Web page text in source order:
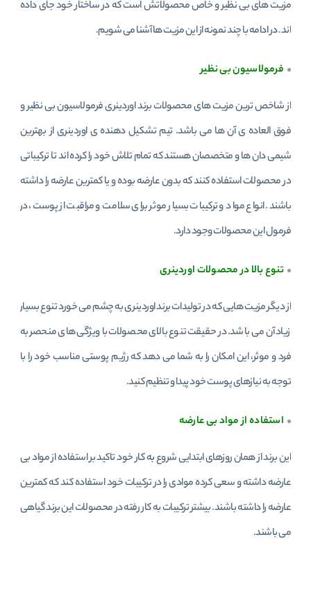
مزیت های بی نظیر و خاص محصولاتش است که در ساختار خود جای داده
اند. در ادامه با چند نمونه از این مزیت ها آشنا می شویم.
فرمولاسیون بی نظیر
از شاخص ترین مزیت های محصولات برند اوردینری فرمولاسیون بی نظیر و
فوق العاده ی آن ها می باشد. تیم تشکیل دهنده ی اوردینری از بهترین
شیمی دان ها و متخصصان هستند که تمام تلاش خود را کرده اند تا ترکیباتی
در محصولات استفاده کنند که بدون عارضه بوده و یا کمترین عارضه را داشته
باشند. انواع مواد و ترکیبات بسیار موثر برای سلامت و مراقبت از پوست، در
فرمول این محصولات وجود دارد.
تنوع بالا در محصولات اوردینری
از دیگر مزیت هایی که در تولیدات برند اوردینری به چشم می خورد تنوع بسیار
زیاد آن می باشد. در حقیقت تنوع بالای محصولات با ویژگی های منحصر به
فرد و موثر، این امکان را به شما می دهد که رژیم پوستی مناسب خود را با
توجه به نیازهای پوست خود پیدا و تنظیم کنید.
استفاده از مواد بی عارضه
این برند از همان روزهای ابتدایی شروع به کار خود تاکید بر استفاده از مواد بی
عارضه داشته و سعی کرده موادی را در ترکیبات خود استفاده کند که کمترین
عارضه را داشته باشند. بیشتر ترکیبات به کار رفته در محصولات این برند گیاهی
می باشند.